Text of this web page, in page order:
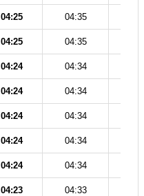
04:25 04:35
04:25 04:35
04:24 04:34
04:24 04:34
04:24 04:34
04:24 04:34
04:24 04:34
04:23 04:33